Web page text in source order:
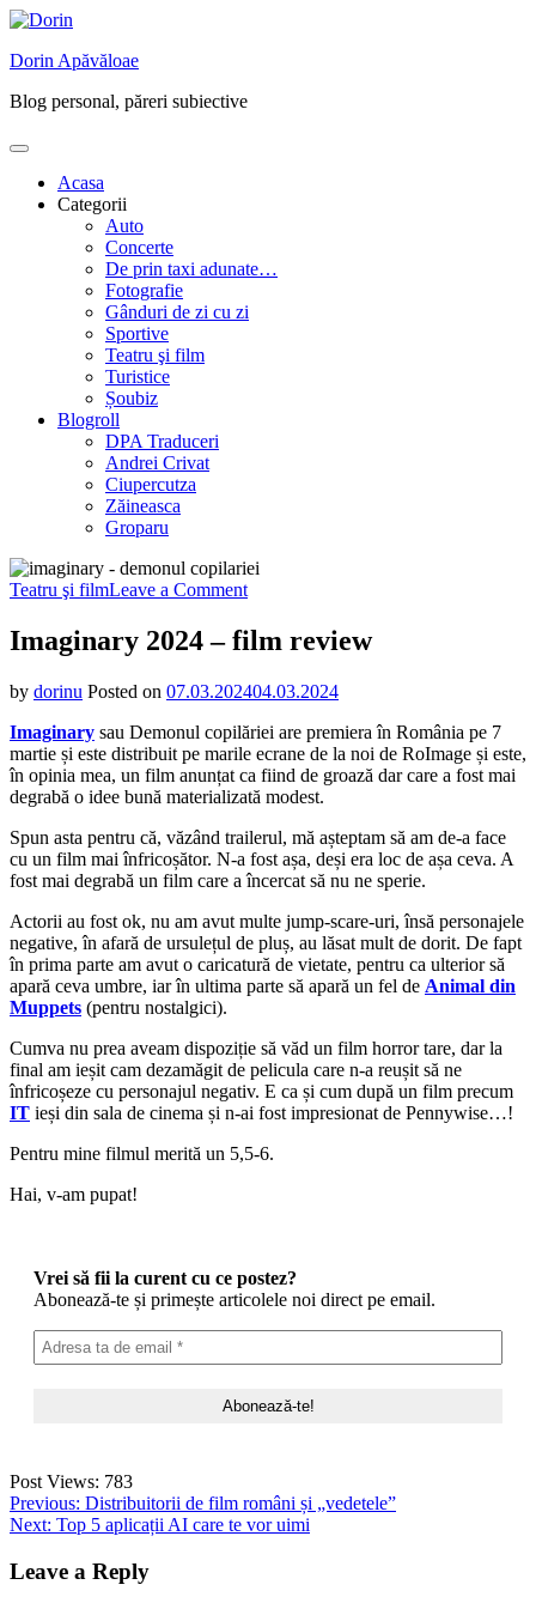
Skip
content
Dorin Apăvăloae
Blog personal, păreri subiective
Acasa
Categorii
Auto
Concerte
De prin taxi adunate…
Fotografie
Gânduri de zi cu zi
Sportive
Teatru şi film
Turistice
Șoubiz
Blogroll
DPA Traduceri
Andrei Crivat
Ciupercutza
Zăineasca
Groparu
Teatru şi filmLeave a Commenton
2024
–
review
Imaginary 2024 – film review
by dorinu Posted on 07.03.202404.03.2024
Imaginary sau Demonul copilăriei are premiera în România pe 7
martie și este distribuit pe marile ecrane de la noi de RoImage și este,
în opinia mea, un film anunțat ca fiind de groază dar care a fost mai
degrabă o idee bună materializată modest.
Spun asta pentru că, văzând trailerul, mă așteptam să am de-a face
cu un film mai înfricoșător. N-a fost așa, deși era loc de așa ceva. A
fost mai degrabă un film care a încercat să nu ne sperie.
Actorii au fost ok, nu am avut multe jump-scare-uri, însă personajele
negative, în afară de ursulețul de pluș, au lăsat mult de dorit. De fapt
în prima parte am avut o caricatură de vietate, pentru ca ulterior să
apară ceva umbre, iar în ultima parte să apară un fel de Animal din
Muppets (pentru nostalgici).
Cumva nu prea aveam dispoziție să văd un film horror tare, dar la
final am ieșit cam dezamăgit de pelicula care n-a reușit să ne
înfricoșeze cu personajul negativ. E ca și cum după un film precum
IT ieși din sala de cinema și n-ai fost impresionat de Pennywise…!
Pentru mine filmul merită un 5,5-6.
Hai, v-am pupat!
Vrei să fii la curent cu ce postez?
Abonează-te și primește articolele noi direct pe email.
Post Views: 783
Post
navigation
Previous: Distribuitorii de film români și „vedetele”
Next: Top 5 aplicații AI care te vor uimi
Leave a Reply